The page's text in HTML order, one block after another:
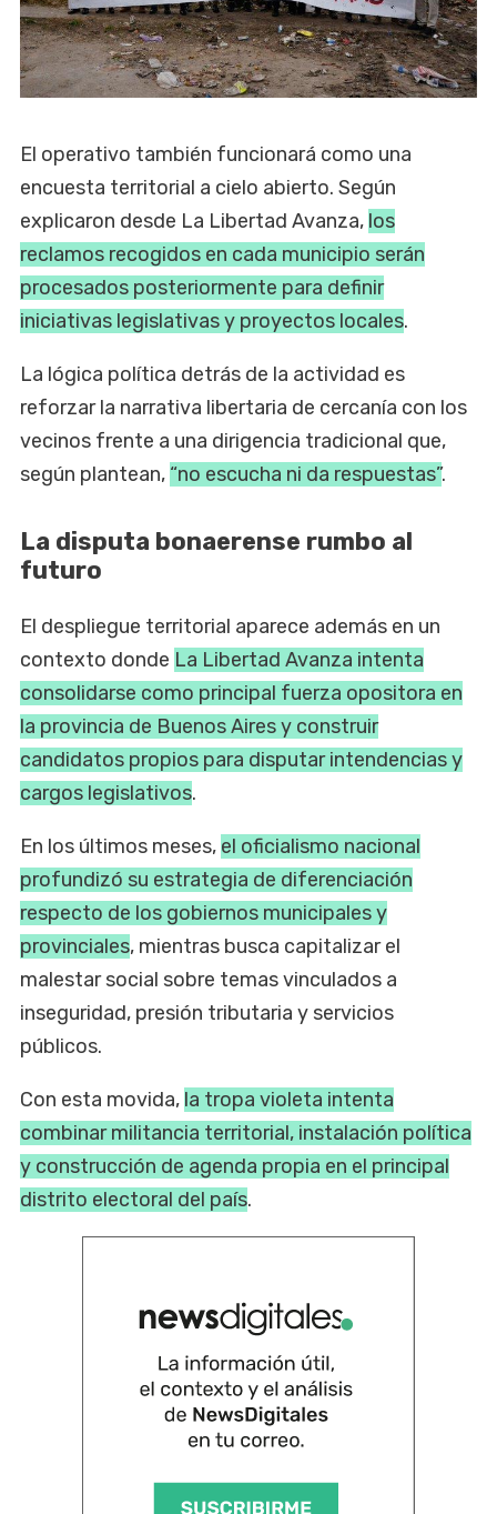
El operativo también funcionará como una
encuesta territorial a cielo abierto. Según
explicaron desde La Libertad Avanza, los
reclamos recogidos en cada municipio serán
procesados posteriormente para definir
iniciativas legislativas y proyectos locales.
La lógica política detrás de la actividad es
reforzar la narrativa libertaria de cercanía con los
vecinos frente a una dirigencia tradicional que,
según plantean, “no escucha ni da respuestas”.
La disputa bonaerense rumbo al
futuro
El despliegue territorial aparece además en un
contexto donde La Libertad Avanza intenta
consolidarse como principal fuerza opositora en
la provincia de Buenos Aires y construir
candidatos propios para disputar intendencias y
cargos legislativos.
En los últimos meses, el oficialismo nacional
profundizó su estrategia de diferenciación
respecto de los gobiernos municipales y
provinciales, mientras busca capitalizar el
malestar social sobre temas vinculados a
inseguridad, presión tributaria y servicios
públicos.
Con esta movida, la tropa violeta intenta
combinar militancia territorial, instalación política
y construcción de agenda propia en el principal
distrito electoral del país.